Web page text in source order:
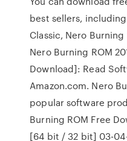
best sellers,
Classic, Nero
Nero Burning ROM
Download]: Read
Amazon.com. Nero
popular software
Burning ROM Free
[64 bit / 32 bit] 03-